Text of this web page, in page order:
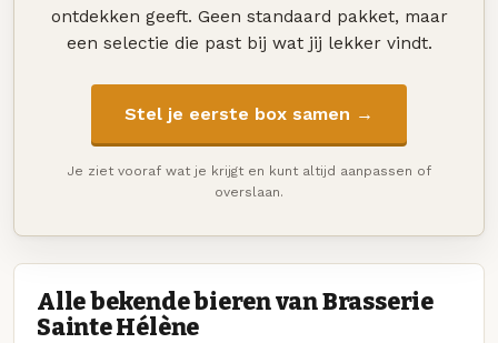
ontdekken geeft. Geen standaard pakket, maar
een selectie die past bij wat jij lekker vindt.
Stel je eerste box samen →
Je ziet vooraf wat je krijgt en kunt altijd aanpassen of
overslaan.
Alle bekende bieren van Brasserie
Sainte Hélène